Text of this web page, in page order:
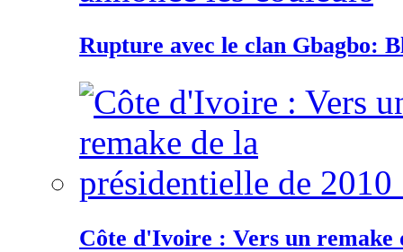
Rupture avec le clan Gbagbo:
Côte d'Ivoire : Vers un remake